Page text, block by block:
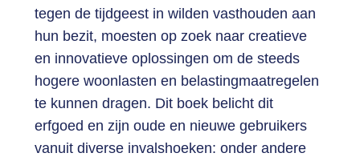
tegen de tijdgeest in wilden vasthouden aan
hun bezit, moesten op zoek naar creatieve
en innovatieve oplossingen om de steeds
hogere woonlasten en belastingmaatregelen
te kunnen dragen. Dit boek belicht dit
erfgoed en zijn oude en nieuwe gebruikers
vanuit diverse invalshoeken: onder andere